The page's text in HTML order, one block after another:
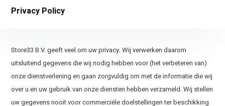
Privacy Policy
Store33 B.V. geeft veel om uw privacy. Wij verwerken daarom
uitsluitend gegevens die wij nodig hebben voor (het verbeteren van)
onze dienstverlening en gaan zorgvuldig om met de informatie die wij
over u en uw gebruik van onze diensten hebben verzameld. Wij stellen
uw gegevens nooit voor commerciële doelstellingen ter beschikking